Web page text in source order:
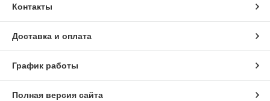
Контакты
Доставка и оплата
График работы
Полная версия сайта